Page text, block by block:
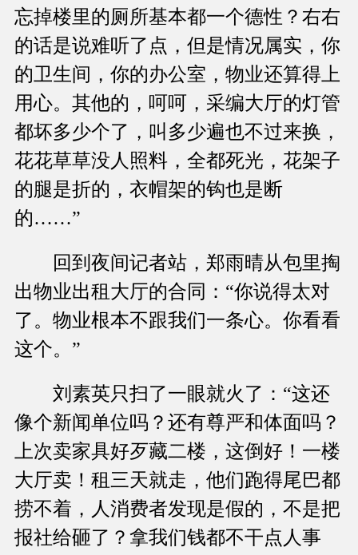
忘掉楼里的厕所基本都一个德性？右右
的话是说难听了点，但是情况属实，你
的卫生间，你的办公室，物业还算得上
用心。其他的，呵呵，采编大厅的灯管
都坏多少个了，叫多少遍也不过来换，
花花草草没人照料，全都死光，花架子
的腿是折的，衣帽架的钩也是断
的……”
回到夜间记者站，郑雨晴从包里掏
出物业出租大厅的合同：“你说得太对
了。物业根本不跟我们一条心。你看看
这个。”
刘素英只扫了一眼就火了：“这还
像个新闻单位吗？还有尊严和体面吗？
上次卖家具好歹藏二楼，这倒好！一楼
大厅卖！租三天就走，他们跑得尾巴都
捞不着，人消费者发现是假的，不是把
报社给砸了？拿我们钱都不干点人事